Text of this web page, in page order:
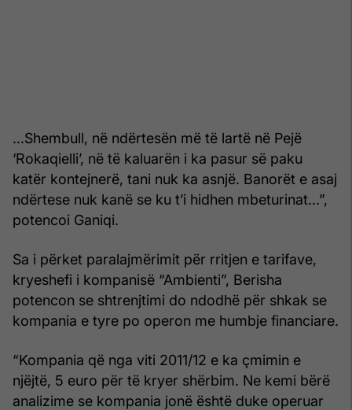
...Shembull, në ndërtesën më të lartë në Pejë
‘Rokaqielli’, në të kaluarën i ka pasur së paku
katër kontejnerë, tani nuk ka asnjë. Banorët e asaj
ndërtese nuk kanë se ku t’i hidhen mbeturinat...”,
potencoi Ganiqi.
Sa i përket paralajmërimit për rritjen e tarifave,
kryeshefi i kompanisë “Ambienti”, Berisha
potencon se shtrenjtimi do ndodhë për shkak se
kompania e tyre po operon me humbje financiare.
“Kompania që nga viti 2011/12 e ka çmimin e
njëjtë, 5 euro për të kryer shërbim. Ne kemi bërë
analizime se kompania jonë është duke operuar